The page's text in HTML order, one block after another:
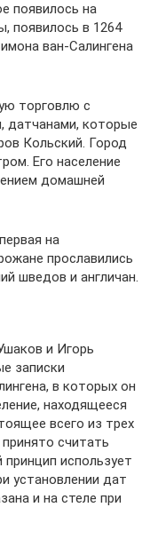
появилось на
появилось в 1264
ван-Салингена
торговлю с
датчанами, которые
Кольский. Город
Его население
домашней
на
прославились
шведов и англичан.
и Игорь
записки
в которых он
находящееся
всего из трех
считать
использует
установлении дат
и на стеле при